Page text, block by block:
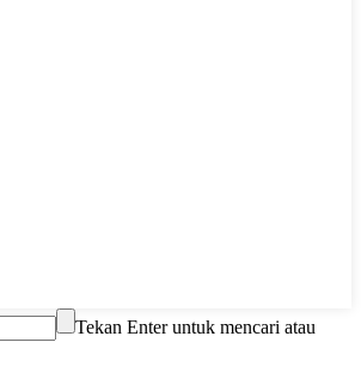
Tekan Enter untuk mencari atau